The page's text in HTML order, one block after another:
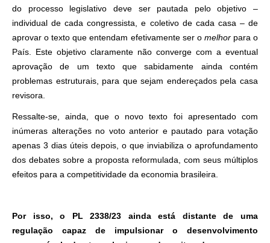
do processo legislativo deve ser pautada pelo objetivo –
individual de cada congressista, e coletivo de cada casa – de
aprovar o texto que entendam efetivamente ser o melhorpara o
País. Este objetivo claramente não converge com a eventual
aprovação de um texto que sabidamente ainda contém
problemas estruturais, para que sejam endereçados pela casa
revisora.
Ressalte-se, ainda, que o novo texto foi apresentado com
inúmeras alterações no voto anterior e pautado para votação
apenas 3 dias úteis depois, o que inviabiliza o aprofundamento
dos debates sobre a proposta reformulada, com seus múltiplos
efeitos para a competitividade da economia brasileira.
Por isso, o PL 2338/23 ainda está distante de uma
regulação capaz de impulsionar o desenvolvimento